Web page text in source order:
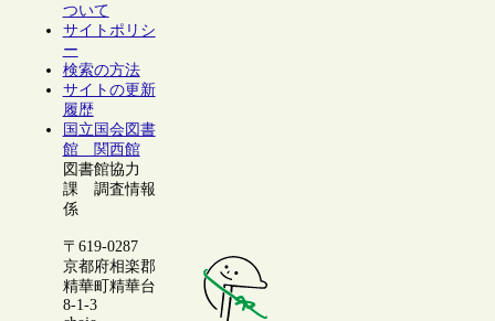
ついて
サイトポリシ
ー
検索の方法
サイトの更新
履歴
国立国会図書
館 関西館
図書館協力
課 調査情報
係
〒619-0287
京都府相楽郡
精華町精華台
8-1-3